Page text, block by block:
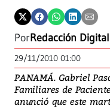
PorRedacción
29/11/2010 01:00
PANAMÁ. Gabriel
Familiares de
anunció que este